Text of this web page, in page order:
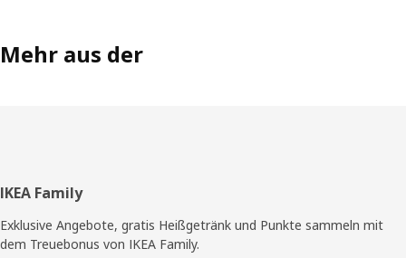
Mehr aus der
Fußzeile
IKEA Family
Exklusive Angebote, gratis Heißgetränk und Punkte sammeln mit
dem Treuebonus von IKEA Family.